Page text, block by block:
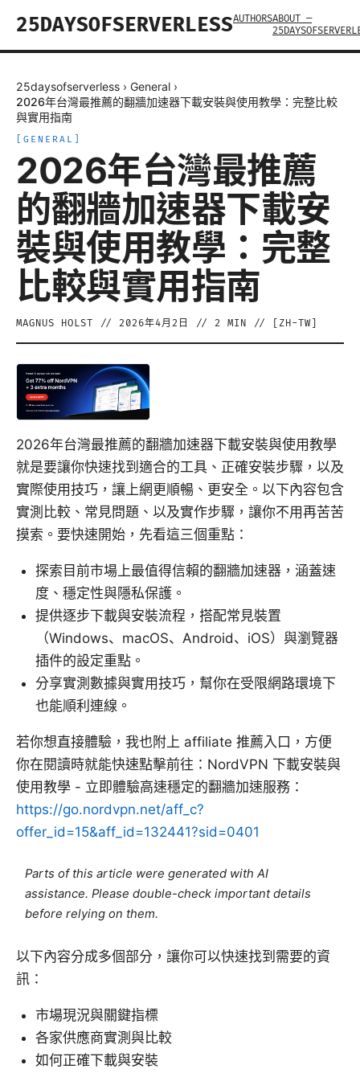
25DAYSOFSERVERLESSAUTHORSABOUT —
25daysofserverless › General ›
2026年台灣最推薦的翻牆加速器下載安裝與使用教學：完整比較
與實用指南
GENERAL
2026年台灣最推薦
的翻牆加速器下載安
裝與使用教學：完整
比較與實用指南
MAGNUS HOLST // 2026年4月2日 // 2 MIN // [ ZH-TW
2026年台灣最推薦的翻牆加速器下載安裝與使用教學
就是要讓你快速找到適合的工具、正確安裝步驟，以及
實際使用技巧，讓上網更順暢、更安全。以下內容包含
實測比較、常見問題、以及實作步驟，讓你不用再苦苦
摸索。要快速開始，先看這三個重點：
探索目前市場上最值得信賴的翻牆加速器，涵蓋速
度、穩定性與隱私保護。
提供逐步下載與安裝流程，搭配常見裝置
（Windows、macOS、Android、iOS）與瀏覽器
插件的設定重點。
分享實測數據與實用技巧，幫你在受限網路環境下
也能順利連線。
若你想直接體驗，我也附上 affiliate 推薦入口，方便
你在閱讀時就能快速點擊前往：NordVPN 下載安裝與
使用教學 - 立即體驗高速穩定的翻牆加速服務：
https://go.nordvpn.net/aff_c?
offer_id=15&aff_id=132441?sid=0401
Parts of this article were generated with AI
assistance. Please double-check important details
before relying on them.
以下內容分成多個部分，讓你可以快速找到需要的資
訊：
市場現況與關鍵指標
各家供應商實測與比較
如何正確下載與安裝